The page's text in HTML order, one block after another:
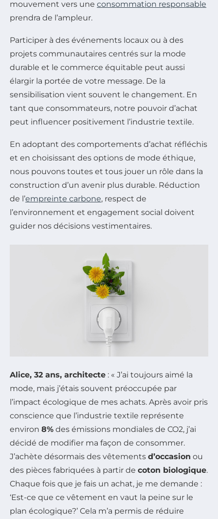
mouvement vers une consommation responsable
prendra de l’ampleur.
Participer à des événements locaux ou à des
projets communautaires centrés sur la mode
durable et le commerce équitable peut aussi
élargir la portée de votre message. De la
sensibilisation vient souvent le changement. En
tant que consommateurs, notre pouvoir d’achat
peut influencer positivement l’industrie textile.
En adoptant des comportements d’achat réfléchis
et en choisissant des options de mode éthique,
nous pouvons toutes et tous jouer un rôle dans la
construction d’un avenir plus durable. Réduction
de l’empreinte carbone, respect de
l’environnement et engagement social doivent
guider nos décisions vestimentaires.
Alice, 32 ans, architecte : « J’ai toujours aimé la
mode, mais j’étais souvent préoccupée par
l’impact écologique de mes achats. Après avoir pris
conscience que l’industrie textile représente
environ 8% des émissions mondiales de CO2, j’ai
décidé de modifier ma façon de consommer.
J’achète désormais des vêtements d’occasion ou
des pièces fabriquées à partir de coton biologique.
Chaque fois que je fais un achat, je me demande :
‘Est-ce que ce vêtement en vaut la peine sur le
plan écologique?’ Cela m’a permis de réduire